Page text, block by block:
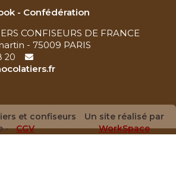
- Confédération
CONFISEURS DE FRANCE
- 75009 PARIS
20
et confiseurs
-CGV
Un site réalisé par
WorkSpace